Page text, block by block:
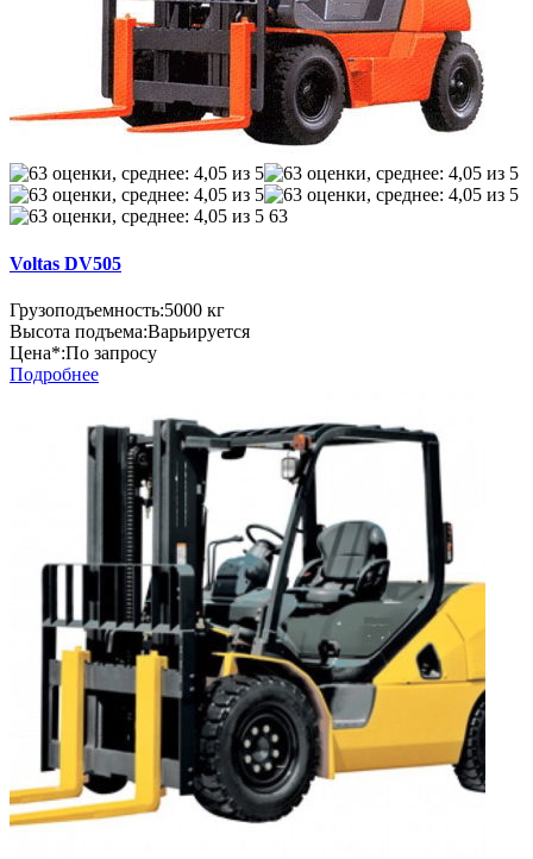
63
Voltas DV505
Грузоподъемность:5000 кг
Высота подъема:Варьируется
Цена*:По запросу
Подробнее